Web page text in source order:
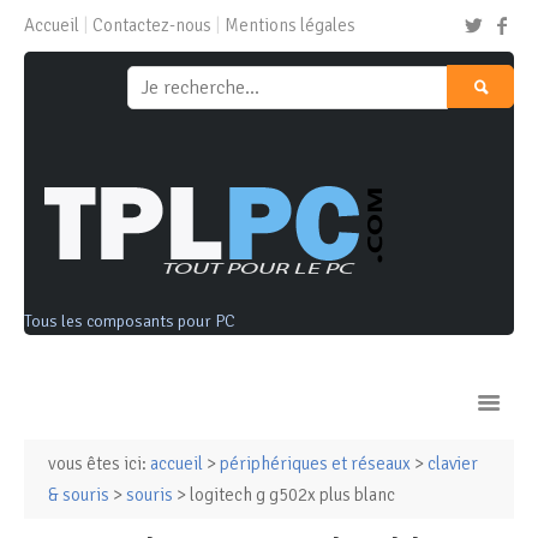
Accueil Contactez-nous Mentions légales
Tous les composants pour PC
Ordinateurs & Tablettes
vous êtes ici: accueil > périphériques et réseaux > clavier
& souris > souris > logitech g g502x plus blanc